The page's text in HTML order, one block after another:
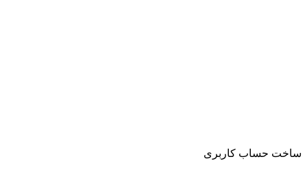
کاربری